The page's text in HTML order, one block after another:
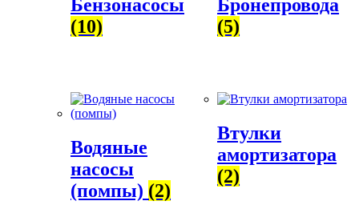
Бензонасосы
(10)
Бронепровода
(5)
Водяные
насосы
(помпы) (2)
Втулки
амортизатора
(2)